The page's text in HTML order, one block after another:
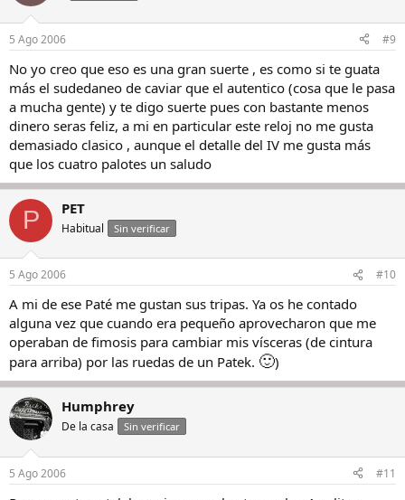
5 Ago 2006 #9
No yo creo que eso es una gran suerte , es como si te guata
más el sudedaneo de caviar que el autentico (cosa que le pasa
a mucha gente) y te digo suerte pues con bastante menos
dinero seras feliz, a mi en particular este reloj no me gusta
demasiado clasico , aunque el detalle del IV me gusta más
que los cuatro palotes un saludo
P PET
Habitual Sin verificar
5 Ago 2006 #10
A mi de ese Paté me gustan sus tripas. Ya os he contado
alguna vez que cuando era pequeño aprovecharon que me
operaban de fimosis para cambiar mis vísceras (de cintura
para arriba) por las ruedas de un Patek. 🙂)
Humphrey
De la casa Sin verificar
5 Ago 2006 #11